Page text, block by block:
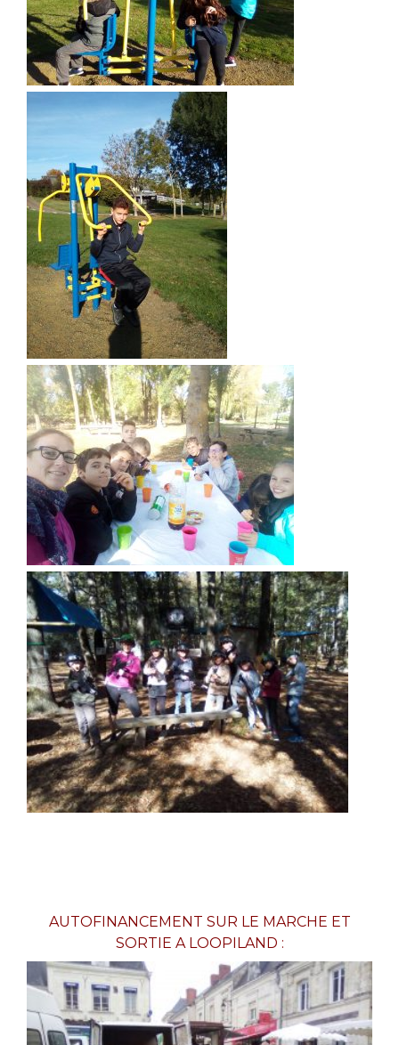
AUTOFINANCEMENT SUR LE MARCHE ET
SORTIE A LOOPILAND :